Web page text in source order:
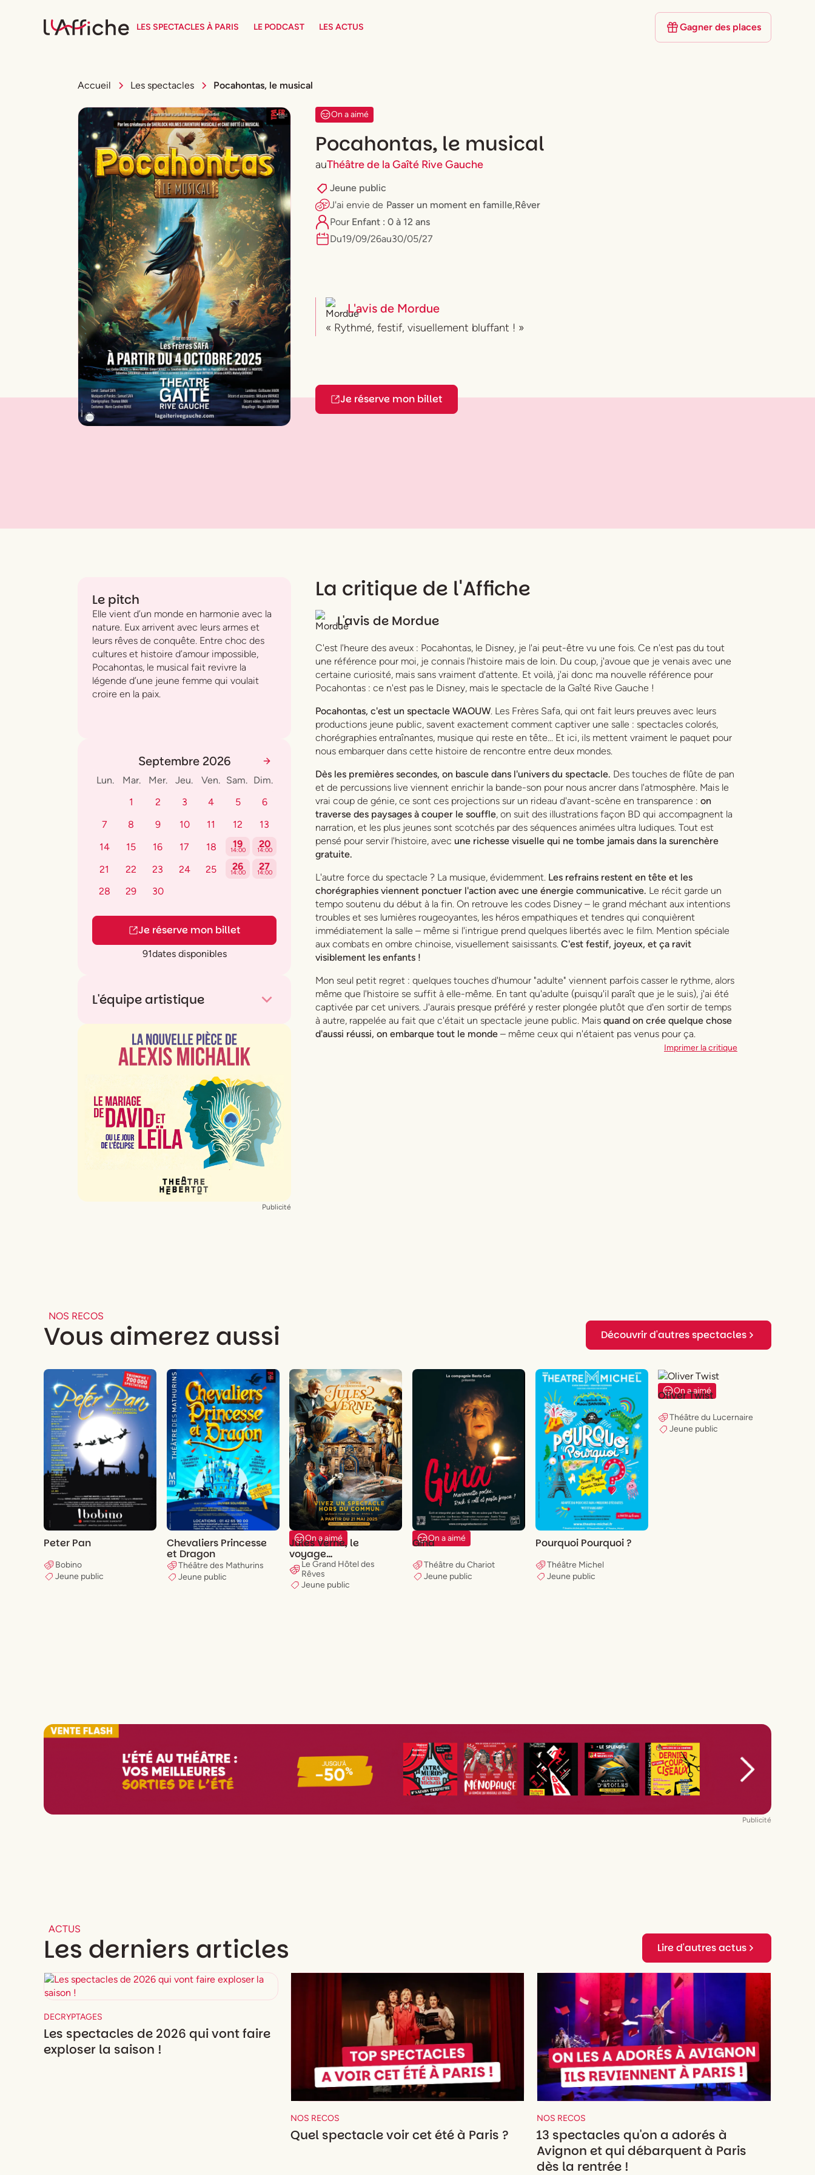
LES SPECTACLES À PARIS LE PODCAST LES ACTUS Gagner des places
Accueil Les spectacles Pocahontas, le musical
On a aimé
Pocahontas, le musical
auThéâtre de la Gaîté Rive Gauche
Jeune public
J'ai envie de Passer un moment en famille,Rêver
Pour Enfant : 0 à 12 ans
Du19/09/26au30/05/27
L'avis de Mordue
« Rythmé, festif, visuellement bluffant ! »
Je réserve mon billet
Le pitch
Elle vient d’un monde en harmonie avec la
nature. Eux arrivent avec leurs armes et
leurs rêves de conquête. Entre choc des
cultures et histoire d’amour impossible,
Pocahontas, le musical fait revivre la
légende d’une jeune femme qui voulait
croire en la paix.
Septembre 2026
Lun. Mar. Mer. Jeu. Ven. Sam. Dim.
1
2 3 4 5
6
7
8 9 10 11 12
13
14
15 16 17 18 19
14:00
20
14:00
21 22 23 24 25 26
14:00
27
14:00
28 29 30
Je réserve mon billet
91dates disponibles
L'équipe artistique
Livret, musiques et parolesSamuel Safa
Interprétation (en alternance)Cerise
CalixteouMeva Andria,Simon Catrice
ou
Timothée Man Christophe Maiou Paul
Mélina Mariale
Héléna
Wentch,Sebastiao SaramagoouAlexis
Mahi
,Naïé Dutrieux Jessica Laurès,
Maholy Guéroult
ChorégraphiesThomas Bimai
Marie-Caroline Behue
Guillaume Janon
Décors et accessoiresMélusine Mayance
Harold Simon
Publicité
La critique de l'Affiche
L'avis de Mordue
C'est l'heure des aveux : Pocahontas, le Disney, je l'ai peut-être vu une fois. Ce n'est pas du tout
une référence pour moi, je connais l'histoire mais de loin. Du coup, j'avoue que je venais avec une
certaine curiosité, mais sans vraiment d'attente. Et voilà, j'ai donc ma nouvelle référence pour
Pocahontas : ce n'est pas le Disney, mais le spectacle de la Gaîté Rive Gauche !
Pocahontas, c'est un spectacle WAOUW. Les Frères Safa, qui ont fait leurs preuves avec leurs
productions jeune public, savent exactement comment captiver une salle : spectacles colorés,
chorégraphies entraînantes, musique qui reste en tête... Et ici, ils mettent vraiment le paquet pour
nous embarquer dans cette histoire de rencontre entre deux mondes.
Dès les premières secondes, on bascule dans l'univers du spectacle. Des touches de flûte de pan
et de percussions live viennent enrichir la bande-son pour nous ancrer dans l'atmosphère. Mais le
vrai coup de génie, ce sont ces projections sur un rideau d'avant-scène en transparence : on
traverse des paysages à couper le souffle, on suit des illustrations façon BD qui accompagnent la
narration, et les plus jeunes sont scotchés par des séquences animées ultra ludiques. Tout est
pensé pour servir l'histoire, avec une richesse visuelle qui ne tombe jamais dans la surenchère
gratuite.
L'autre force du spectacle ? La musique, évidemment. Les refrains restent en tête et les
chorégraphies viennent ponctuer l'action avec une énergie communicative. Le récit garde un
tempo soutenu du début à la fin. On retrouve les codes Disney – le grand méchant aux intentions
troubles et ses lumières rougeoyantes, les héros empathiques et tendres qui conquièrent
immédiatement la salle – même si l'intrigue prend quelques libertés avec le film. Mention spéciale
aux combats en ombre chinoise, visuellement saisissants. C'est festif, joyeux, et ça ravit
visiblement les enfants !
Mon seul petit regret : quelques touches d'humour "adulte" viennent parfois casser le rythme, alors
même que l'histoire se suffit à elle-même. En tant qu'adulte (puisqu'il paraît que je le suis), j'ai été
captivée par cet univers. J'aurais presque préféré y rester plongée plutôt que d'en sortir de temps
à autre, rappelée au fait que c'était un spectacle jeune public. Mais quand on crée quelque chose
d'aussi réussi, on embarque tout le monde – même ceux qui n'étaient pas venus pour ça.
Imprimer la critique
NOS RECOS
Vous aimerez aussi Découvrir d'autres spectacles
Peter Pan
Bobino
Jeune public
Chevaliers Princesse
et Dragon
Théâtre des Mathurins
Jeune public
On a aimé
Jules Verne, le
voyage
extraordinaire
Le Grand Hôtel des
Rêves
Jeune public
On a aimé
Gina
Théâtre du Chariot
Jeune public
Pourquoi Pourquoi ?
Théâtre Michel
Jeune public
On a aimé
Oliver Twist
Théâtre du Lucernaire
Jeune public
Publicité
ACTUS
Les derniers articles Lire d'autres actus
DECRYPTAGES
Les spectacles de 2026 qui vont faire
exploser la saison !
NOS RECOS
Quel spectacle voir cet été à Paris ?
NOS RECOS
13 spectacles qu'on a adorés à
Avignon et qui débarquent à Paris
dès la rentrée !